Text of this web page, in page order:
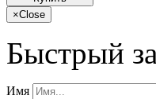
×Close
Быстрый
Имя